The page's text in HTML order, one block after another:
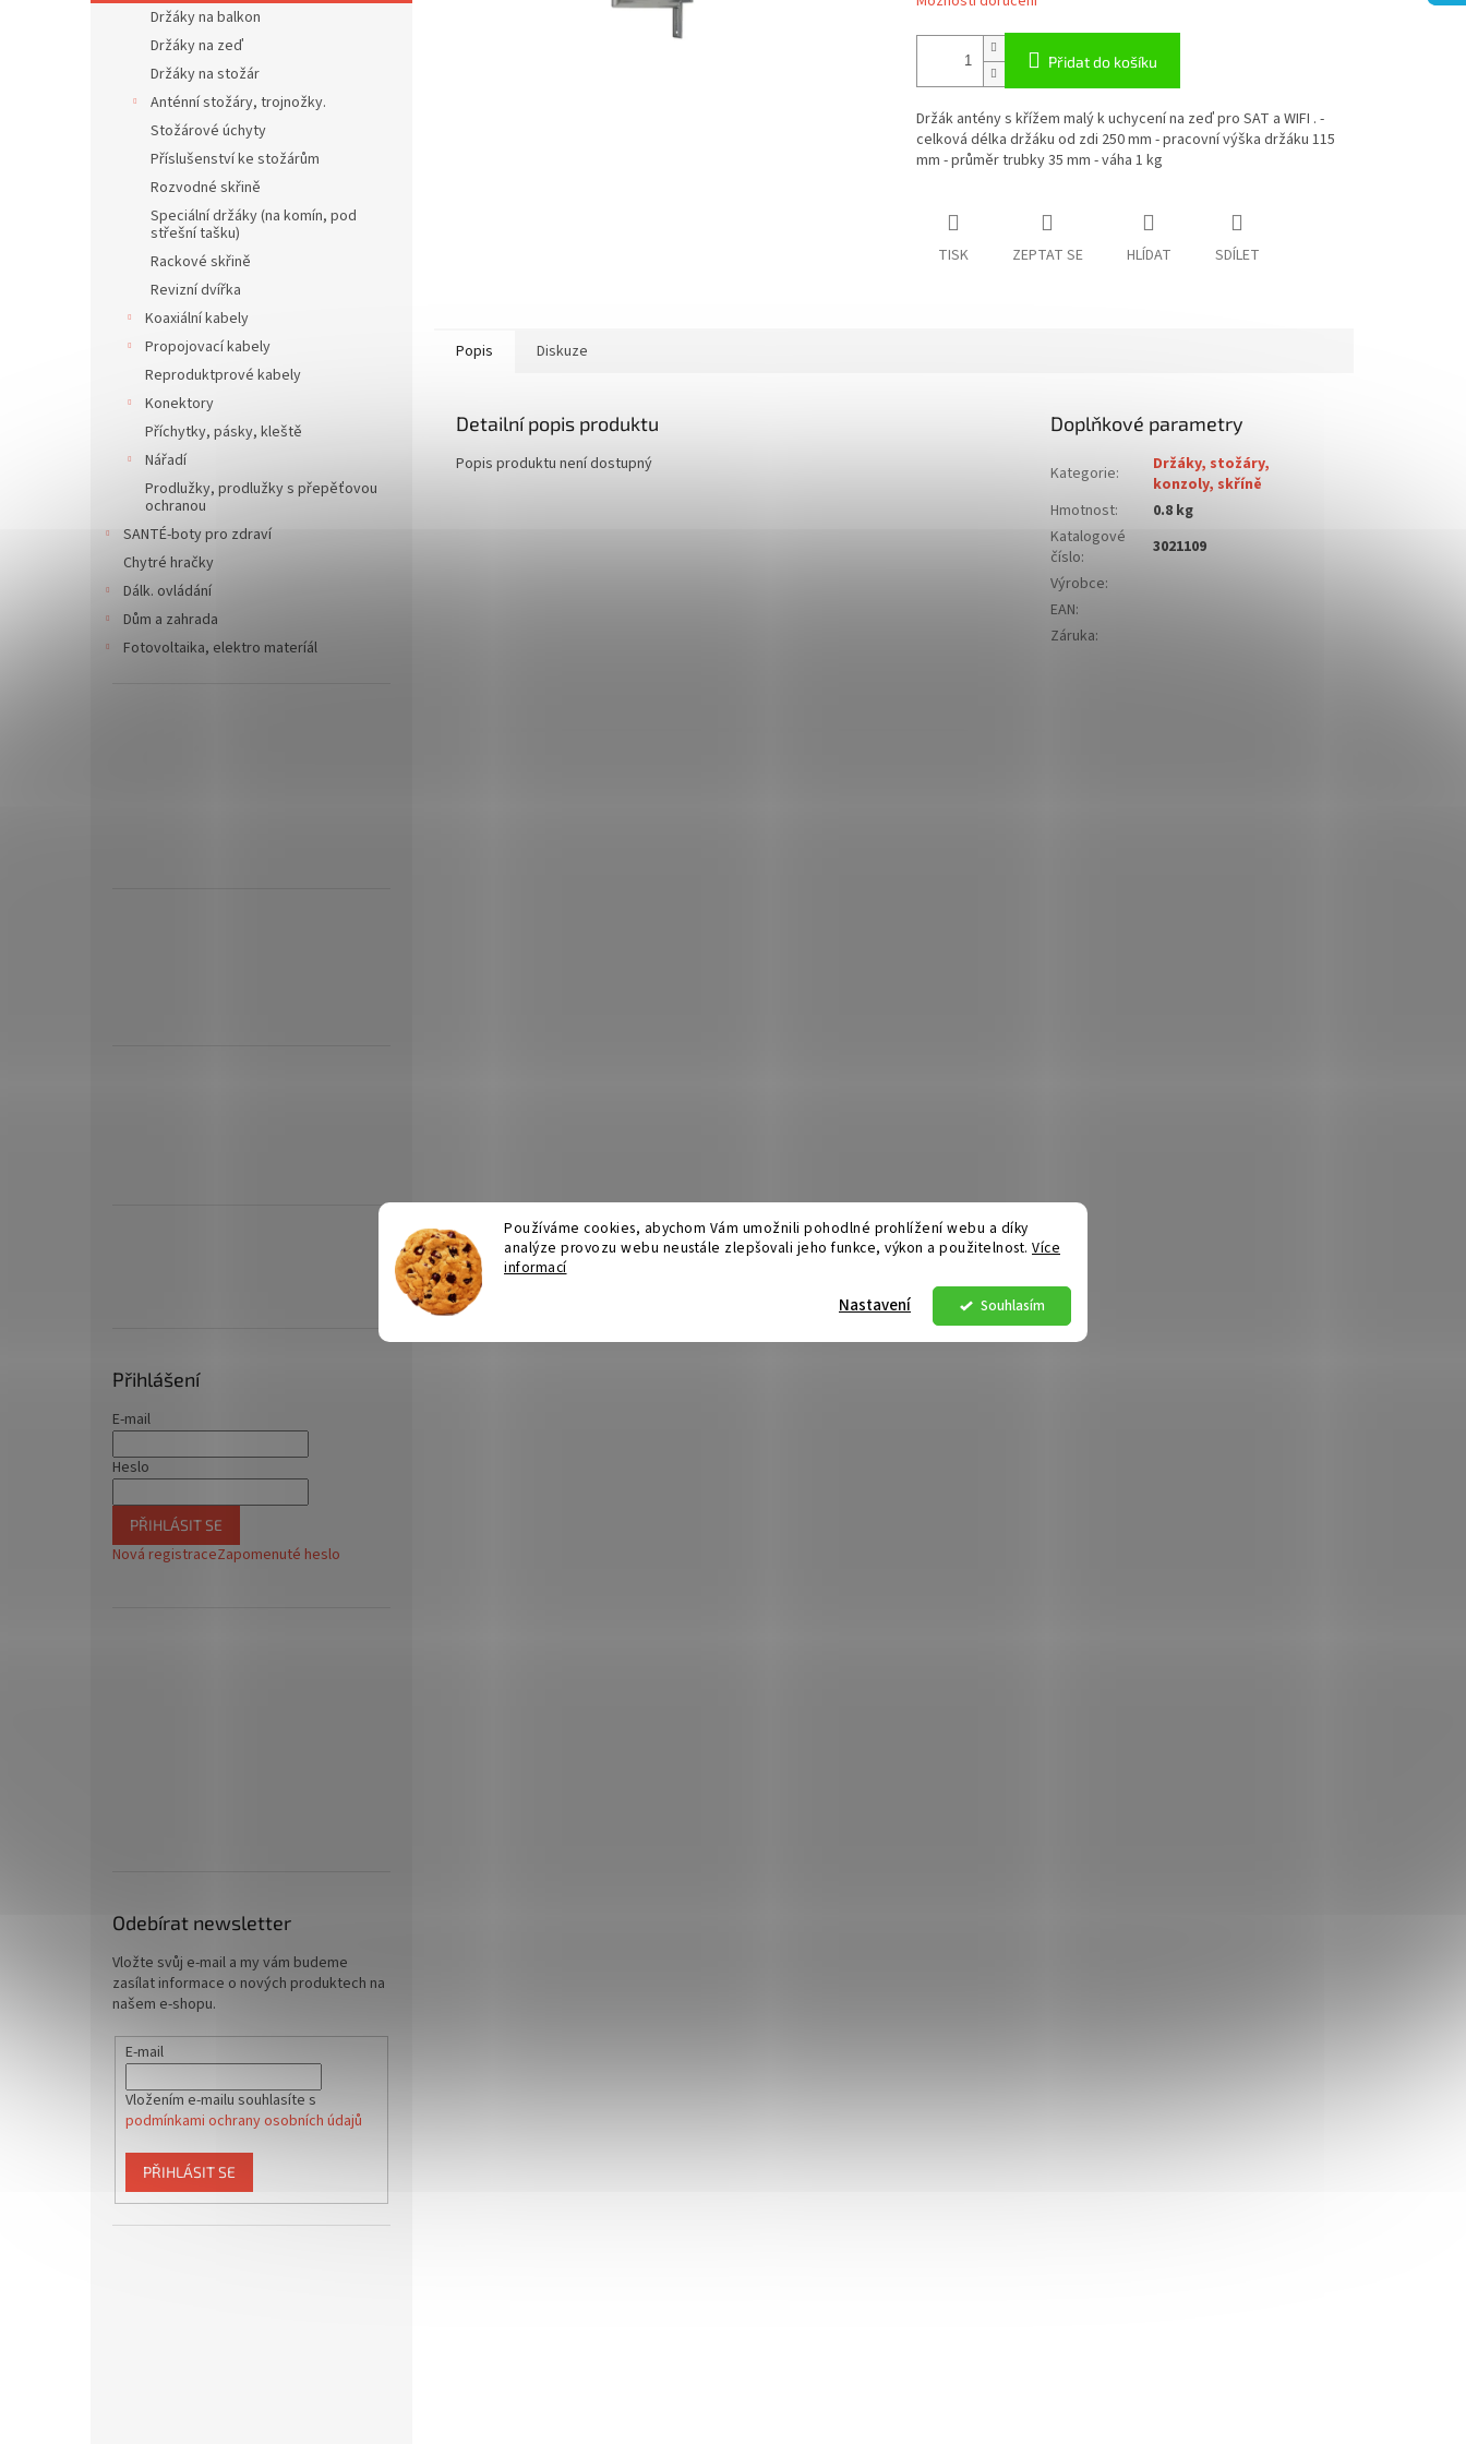
Používáme cookies, abychom Vám umožnili pohodlné prohlížení webu a díky
analýze provozu webu neustále zlepšovali jeho funkce, výkon a použitelnost. Více
informací
Souhlasím
Nastavení
n
Držáky na balkon
Držáky na zeď
Držáky na stožár
Anténní stožáry, trojnožky.
Stožárové úchyty
Příslušenství ke stožárům
Rozvodné skřině
Speciální držáky (na komín, pod
střešní tašku)
Rackové skřině
Revizní dvířka
Koaxiální kabely
Propojovací kabely
Reproduktprové kabely
Konektory
Příchytky, pásky, kleště
Nářadí
Prodlužky, prodlužky s přepěťovou
ochranou
SANTÉ-boty pro zdraví
Chytré hračky
Dálk. ovládání
Dům a zahrada
Fotovoltaika, elektro materíál
Přihlášení
E-mail
Heslo
PŘIHLÁSIT SE
Nová registraceZapomenuté heslo
Odebírat newsletter
Vložte svůj e-mail a my vám budeme
zasílat informace o nových produktech na
našem e-shopu.
E-mail
Vložením e-mailu souhlasíte s
podmínkami ochrany osobních údajů
PŘIHLÁSIT SE
Přidat do košíku
Držák antény s křížem malý k uchycení na zeď pro SAT a WIFI . -
celková délka držáku od zdi 250 mm - pracovní výška držáku 115
mm - průměr trubky 35 mm - váha 1 kg
TISK ZEPTAT SE HLÍDAT SDÍLET
Popis Diskuze
Detailní popis produktu
Popis produktu není dostupný
Doplňkové parametry
Kategorie:
Držáky, stožáry,
konzoly, skříně
Hmotnost:
0.8 kg
Katalogové
číslo:
3021109
Výrobce:
EAN:
Záruka: